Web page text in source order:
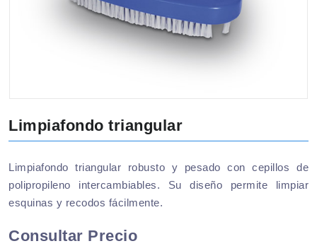
Limpiafondo triangular
Limpiafondo triangular robusto y pesado con cepillos de
polipropileno intercambiables. Su diseño permite limpiar
esquinas y recodos fácilmente.
Consultar Precio